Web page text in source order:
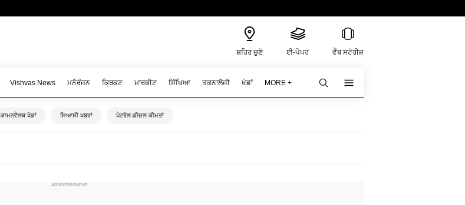
ਸ਼ਹਿਰ ਚੁਣੋ ਈ-ਪੇਪਰ ਵੈੱਬ ਸਟੋਰੀਜ਼
Vishvas News ਮਨੋਰੰਜਨ ਕ੍ਰਿਕਟ ਮਾਰਕੀਟ ਸਿੱਖਿਆ ਤਕਨਾਲੋਜੀ ਖੇਡਾਂ MORE +
ਕਾਮਨਵੈਲਥ ਖੇਡਾਂ ਸਿਆਸੀ ਖਬਰਾਂ ਪੈਟਰੋਲ-ਡੀਜ਼ਲ ਕੀਮਤਾਂ